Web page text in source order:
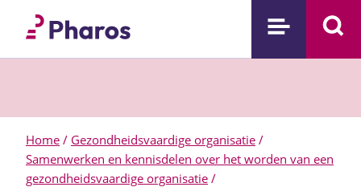
Home / Gezondheidsvaardige organisatie /
Samenwerken en kennisdelen over het worden van een
gezondheidsvaardige organisatie /